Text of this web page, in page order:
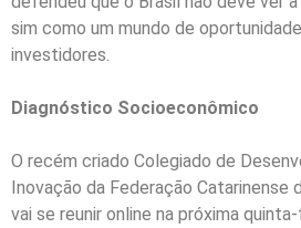
sim como um mundo de
investidores.
Diagnóstico Socioeconômico
O recém criado Colegiado de
Inovação da Federação Catarinense
vai se reunir online na próxima